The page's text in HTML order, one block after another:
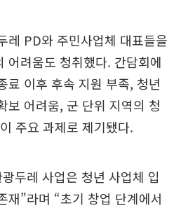
레 PD와 주민사업체 대표들을
어려움도 청취했다. 간담회에
료 이후 후속 지원 부족, 청년
보 어려움, 군 단위 지역의 청
주요 과제로 제기됐다.
두레 사업은 청년 사업체 입
재”라며 “초기 창업 단계에서